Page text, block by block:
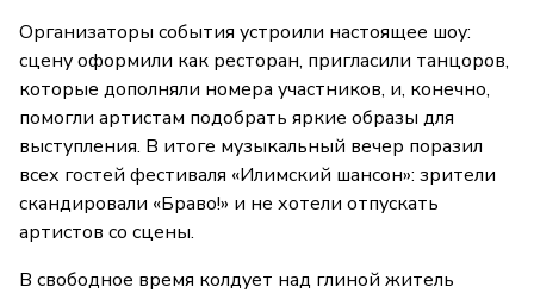
Организаторы события устроили настоящее шоу:
сцену оформили как ресторан, пригласили танцоров,
которые дополняли номера участников, и, конечно,
помогли артистам подобрать яркие образы для
выступления. В итоге музыкальный вечер поразил
всех гостей фестиваля «Илимский шансон»: зрители
скандировали «Браво!» и не хотели отпускать
артистов со сцены.
В свободное время колдует над глиной житель